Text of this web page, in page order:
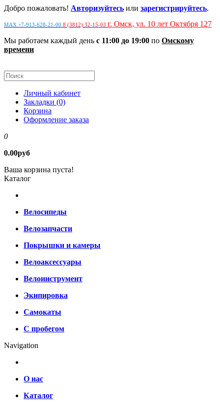
Добро пожаловать! Авторизуйтесь или зарегистрируйтесь.
MAX +7-913-628-21-00 8 (3812) 32-15-03 г. Омск, ул. 10 лет Октября 127
Мы работаем каждый день с 11:00 до 19:00 по Омскому
времени
Личный кабинет
Закладки (0)
Корзина
Оформление заказа
0
0.00руб
Ваша корзина пуста!
Каталог
Велосипеды
Велозапчасти
Покрышки и камеры
Велоаксессуары
Велоинструмент
Экипировка
Самокаты
С пробегом
Navigation
О нас
Каталог